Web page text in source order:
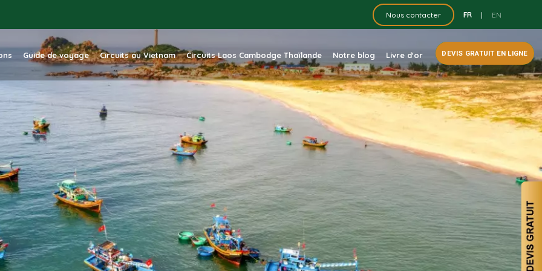
Nous contacter FR | EN
Guide de voyage Circuits au Vietnam Circuits Laos Cambodge Thaïlande Notre blog Livre d'or DEVIS GRATUIT EN LIGNE